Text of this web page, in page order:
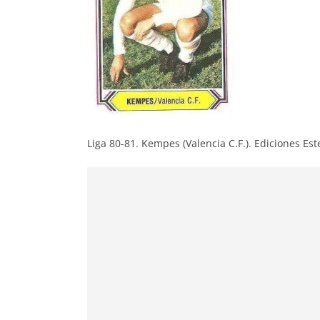
Liga 80-81. Kempes (Valencia C.F.). Ediciones